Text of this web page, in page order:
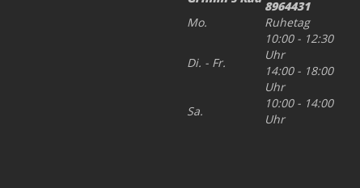
8964431
Mo.
Ruhetag
Di. - Fr.
10:00 - 12:30
Uhr
14:00 - 18:00
Uhr
Sa.
10:00 - 14:00
Uhr